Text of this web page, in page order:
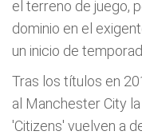
el terreno de juego,
dominio en el
un inicio de
Tras los títulos en
al Manchester City
'Citizens' vuelven a